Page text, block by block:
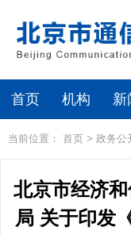
首页 机构 新
当前位置： 首页 > 政务公
北京市经济
局 关于印发